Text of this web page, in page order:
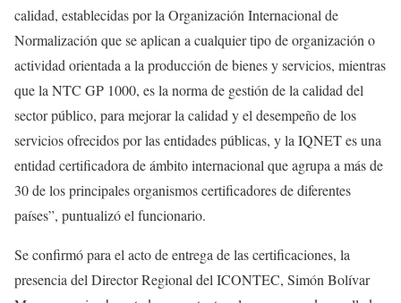
calidad, establecidas por la Organización Internacional de
Normalización que se aplican a cualquier tipo de organización o
actividad orientada a la producción de bienes y servicios, mientras
que la NTC GP 1000, es la norma de gestión de la calidad del
sector público, para mejorar la calidad y el desempeño de los
servicios ofrecidos por las entidades públicas, y la IQNET es una
entidad certificadora de ámbito internacional que agrupa a más de
30 de los principales organismos certificadores de diferentes
países”, puntualizó el funcionario.
Se confirmó para el acto de entrega de las certificaciones, la
presencia del Director Regional del ICONTEC, Simón Bolívar